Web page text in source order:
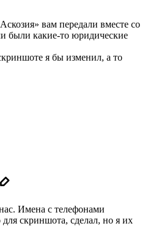
вам передали вместе со
были какие-то юридические
я бы изменил, а то
Имена с телефонами
скриншота, сделал, но я их